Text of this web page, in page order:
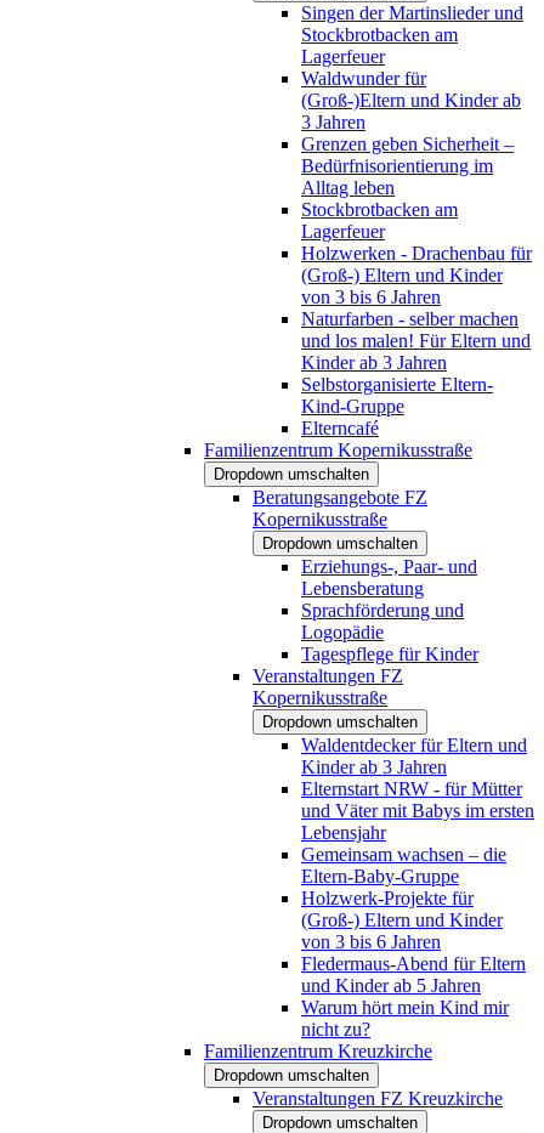
Singen der Martinslieder und
Stockbrotbacken am
Lagerfeuer
Waldwunder für
(Groß-)Eltern und Kinder ab
3 Jahren
Grenzen geben Sicherheit –
Bedürfnisorientierung im
Alltag leben
Stockbrotbacken am
Lagerfeuer
Holzwerken - Drachenbau für
(Groß-) Eltern und Kinder
von 3 bis 6 Jahren
Naturfarben - selber machen
und los malen! Für Eltern und
Kinder ab 3 Jahren
Selbstorganisierte Eltern-
Kind-Gruppe
Elterncafé
Familienzentrum Kopernikusstraße
Dropdown umschalten
Beratungsangebote FZ
Kopernikusstraße
Dropdown umschalten
Erziehungs-, Paar- und
Lebensberatung
Sprachförderung und
Logopädie
Tagespflege für Kinder
Veranstaltungen FZ
Kopernikusstraße
Dropdown umschalten
Waldentdecker für Eltern und
Kinder ab 3 Jahren
Elternstart NRW - für Mütter
und Väter mit Babys im ersten
Lebensjahr
Gemeinsam wachsen – die
Eltern-Baby-Gruppe
Holzwerk-Projekte für
(Groß-) Eltern und Kinder
von 3 bis 6 Jahren
Fledermaus-Abend für Eltern
und Kinder ab 5 Jahren
Warum hört mein Kind mir
nicht zu?
Familienzentrum Kreuzkirche
Dropdown umschalten
Veranstaltungen FZ Kreuzkirche
Dropdown umschalten